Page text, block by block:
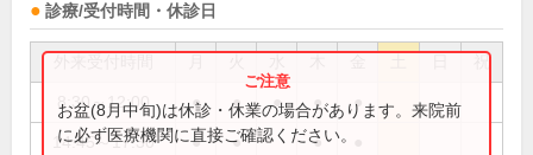
診療/受付時間・休診日
祝
8:30～12:00 ● ● ● ● ●
14:45～17:30 ● ● ●
お盆(8月中旬)は休診・休業の場合があります。来院前
に必ず医療機関に直接ご確認ください。